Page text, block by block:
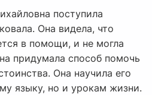
поступила
Она видела, что
в помощи, и не могла
придумала способ помочь
Она научила его
языку, но и урокам жизни.